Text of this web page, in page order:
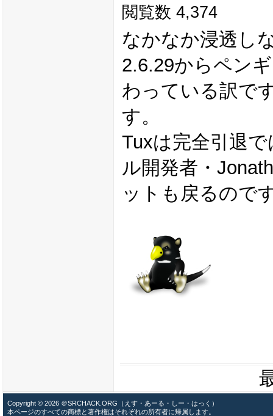
閲覧数 4,374
なかなか浸透し
2.6.29からペン
わっている訳で
す。
Tuxは完全引退
ル開発者・
ットも戻るので
Copyright © 2026 ＠SRCHACK.ORG（えす・あーる・しー・はっく）
本ページのすべての商標と著作権はそれぞれの所有者に帰属します。